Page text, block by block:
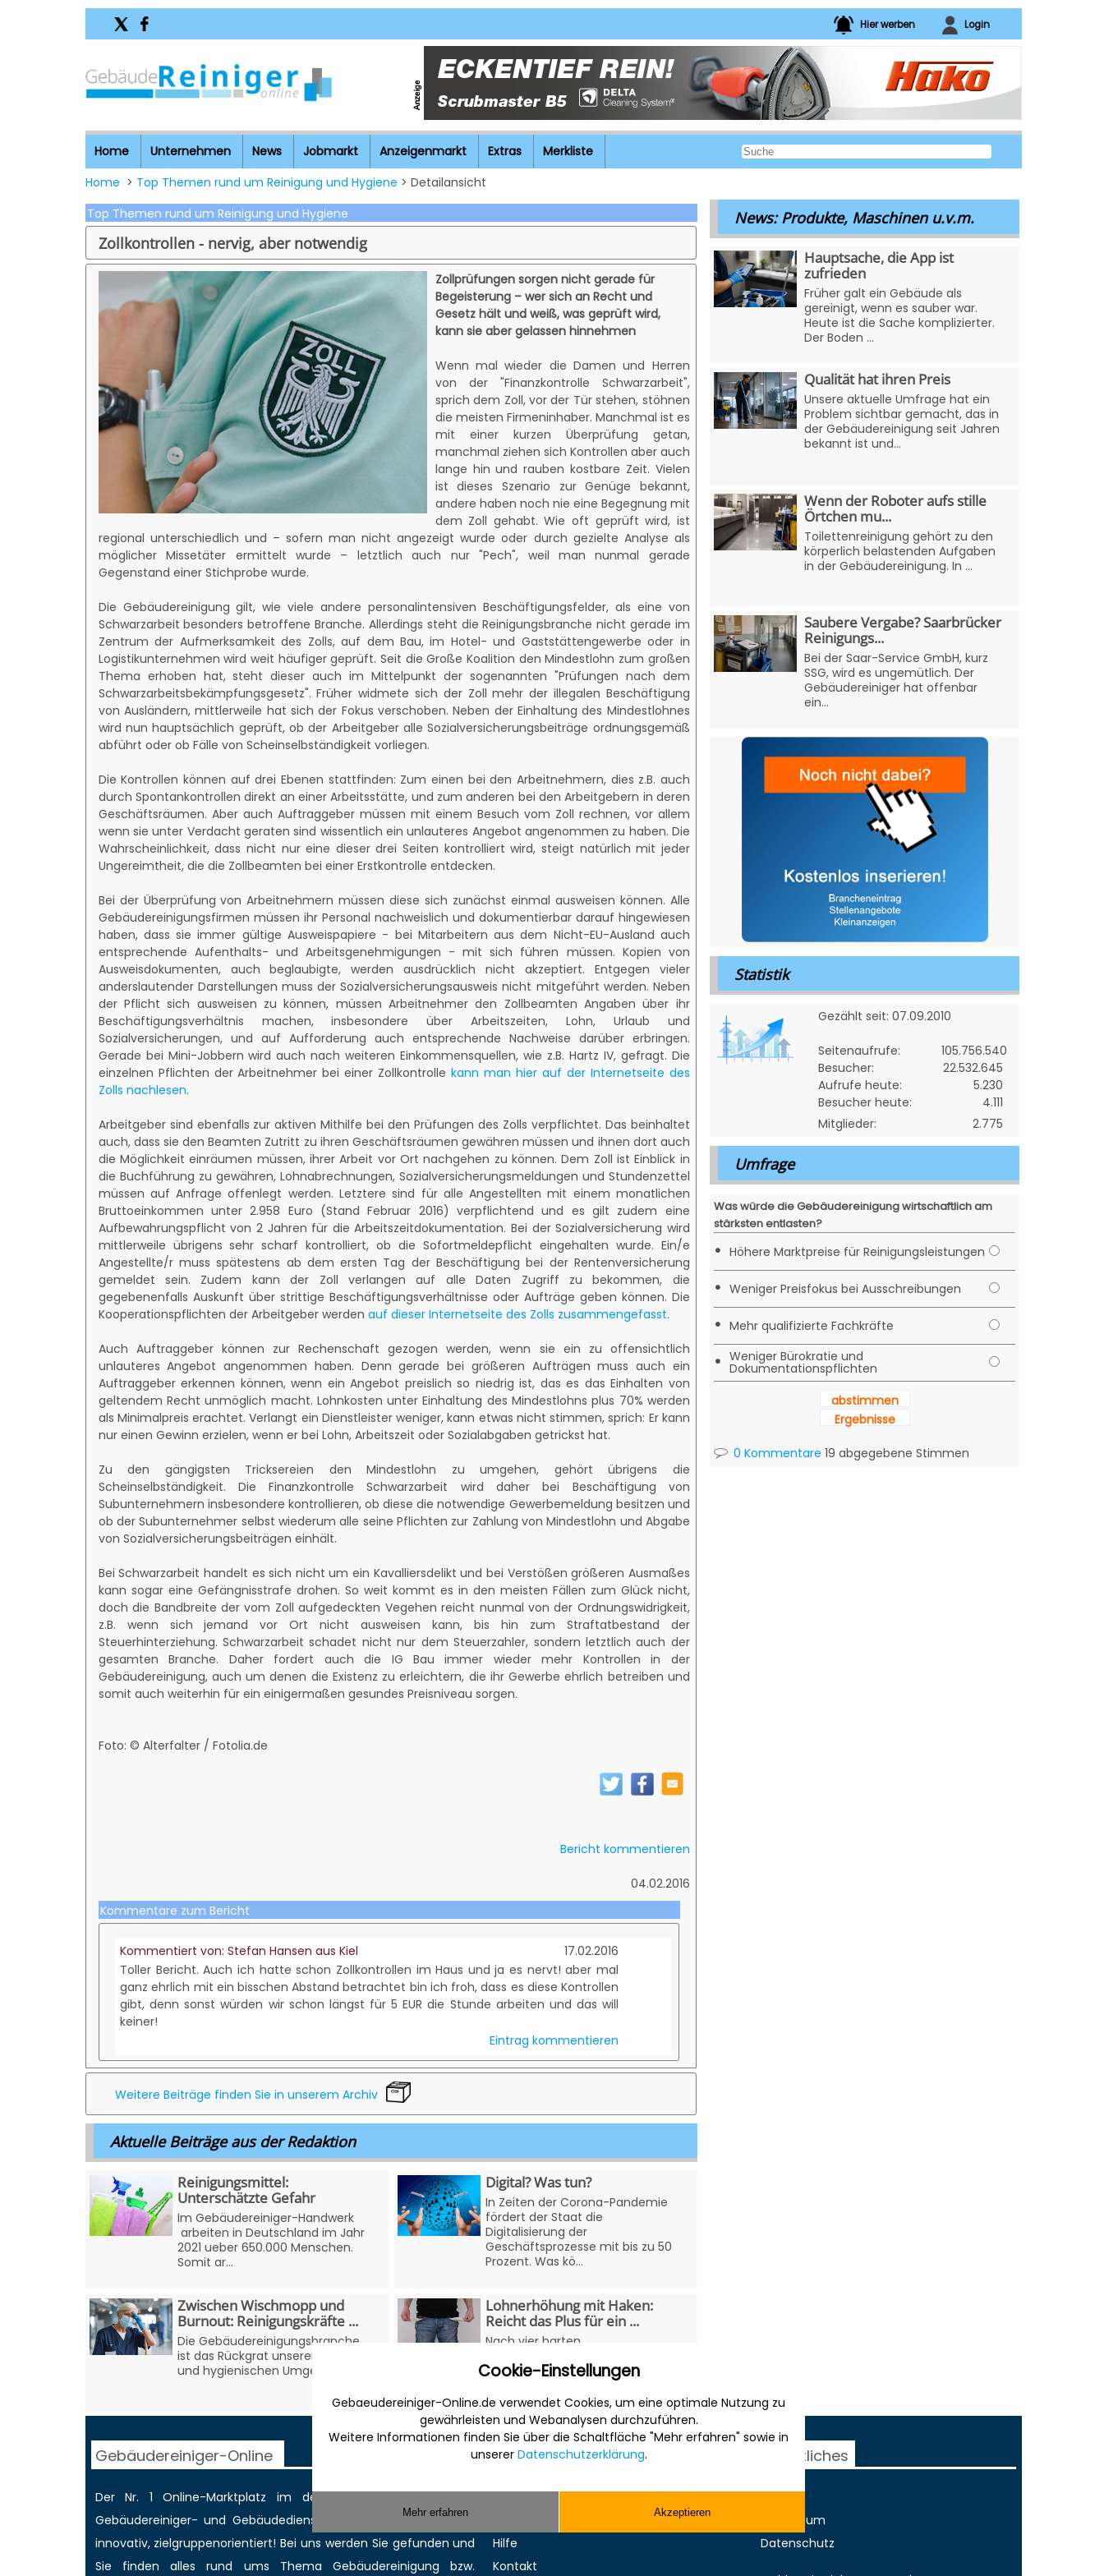
Hier werben Login
Home Unternehmen News Jobmarkt Anzeigenmarkt Extras
Merkliste
Home > Top Themen rund um Reinigung und Hygiene > Detailansicht
Top Themen rund um Reinigung und Hygiene
Zollkontrollen - nervig, aber notwendig
Zollprüfungen sorgen nicht gerade für
Begeisterung – wer sich an Recht und
Gesetz hält und weiß, was geprüft wird,
kann sie aber gelassen hinnehmen
Wenn mal wieder die Damen und Herren
von der "Finanzkontrolle Schwarzarbeit",
sprich dem Zoll, vor der Tür stehen, stöhnen
die meisten Firmeninhaber. Manchmal ist es
mit einer kurzen Überprüfung getan,
manchmal ziehen sich Kontrollen aber auch
lange hin und rauben kostbare Zeit. Vielen
ist dieses Szenario zur Genüge bekannt,
andere haben noch nie eine Begegnung mit
dem Zoll gehabt. Wie oft geprüft wird, ist
regional unterschiedlich und – sofern man nicht angezeigt wurde oder durch gezielte Analyse als
möglicher Missetäter ermittelt wurde – letztlich auch nur "Pech", weil man nunmal gerade
Gegenstand einer Stichprobe wurde.
Die Gebäudereinigung gilt, wie viele andere personalintensiven Beschäftigungsfelder, als eine von
Schwarzarbeit besonders betroffene Branche. Allerdings steht die Reinigungsbranche nicht gerade im
Zentrum der Aufmerksamkeit des Zolls, auf dem Bau, im Hotel- und Gaststättengewerbe oder in
Logistikunternehmen wird weit häufiger geprüft. Seit die Große Koalition den Mindestlohn zum großen
Thema erhoben hat, steht dieser auch im Mittelpunkt der sogenannten "Prüfungen nach dem
Schwarzarbeitsbekämpfungsgesetz". Früher widmete sich der Zoll mehr der illegalen Beschäftigung
von Ausländern, mittlerweile hat sich der Fokus verschoben. Neben der Einhaltung des Mindestlohnes
wird nun hauptsächlich geprüft, ob der Arbeitgeber alle Sozialversicherungsbeiträge ordnungsgemäß
abführt oder ob Fälle von Scheinselbständigkeit vorliegen.
Die Kontrollen können auf drei Ebenen stattfinden: Zum einen bei den Arbeitnehmern, dies z.B. auch
durch Spontankontrollen direkt an einer Arbeitsstätte, und zum anderen bei den Arbeitgebern in deren
Geschäftsräumen. Aber auch Auftraggeber müssen mit einem Besuch vom Zoll rechnen, vor allem
wenn sie unter Verdacht geraten sind wissentlich ein unlauteres Angebot angenommen zu haben. Die
Wahrscheinlichkeit, dass nicht nur eine dieser drei Seiten kontrolliert wird, steigt natürlich mit jeder
Ungereimtheit, die die Zollbeamten bei einer Erstkontrolle entdecken.
Bei der Überprüfung von Arbeitnehmern müssen diese sich zunächst einmal ausweisen können. Alle
Gebäudereinigungsfirmen müssen ihr Personal nachweislich und dokumentierbar darauf hingewiesen
haben, dass sie immer gültige Ausweispapiere - bei Mitarbeitern aus dem Nicht-EU-Ausland auch
entsprechende Aufenthalts- und Arbeitsgenehmigungen - mit sich führen müssen. Kopien von
Ausweisdokumenten, auch beglaubigte, werden ausdrücklich nicht akzeptiert. Entgegen vieler
anderslautender Darstellungen muss der Sozialversicherungsausweis nicht mitgeführt werden. Neben
der Pflicht sich ausweisen zu können, müssen Arbeitnehmer den Zollbeamten Angaben über ihr
Beschäftigungsverhältnis machen, insbesondere über Arbeitszeiten, Lohn, Urlaub und
Sozialversicherungen, und auf Aufforderung auch entsprechende Nachweise darüber erbringen.
Gerade bei Mini-Jobbern wird auch nach weiteren Einkommensquellen, wie z.B. Hartz IV, gefragt. Die
einzelnen Pflichten der Arbeitnehmer bei einer Zollkontrollekann man hier auf der Internetseite des
Zolls nachlesen.
Arbeitgeber sind ebenfalls zur aktiven Mithilfe bei den Prüfungen des Zolls verpflichtet. Das beinhaltet
auch, dass sie den Beamten Zutritt zu ihren Geschäftsräumen gewähren müssen und ihnen dort auch
die Möglichkeit einräumen müssen, ihrer Arbeit vor Ort nachgehen zu können. Dem Zoll ist Einblick in
die Buchführung zu gewähren, Lohnabrechnungen, Sozialversicherungsmeldungen und Stundenzettel
müssen auf Anfrage offenlegt werden. Letztere sind für alle Angestellten mit einem monatlichen
Bruttoeinkommen unter 2.958 Euro (Stand Februar 2016) verpflichtend und es gilt zudem eine
Aufbewahrungspflicht von 2 Jahren für die Arbeitszeitdokumentation. Bei der Sozialversicherung wird
mittlerweile übrigens sehr scharf kontrolliert, ob die Sofortmeldepflicht eingehalten wurde. Ein/e
Angestellte/r muss spätestens ab dem ersten Tag der Beschäftigung bei der Rentenversicherung
gemeldet sein. Zudem kann der Zoll verlangen auf alle Daten Zugriff zu bekommen, die
gegebenenfalls Auskunft über strittige Beschäftigungsverhältnisse oder Aufträge geben können. Die
Kooperationspflichten der Arbeitgeber werden auf dieser Internetseite des Zolls zusammengefasst.
Auch Auftraggeber können zur Rechenschaft gezogen werden, wenn sie ein zu offensichtlich
unlauteres Angebot angenommen haben. Denn gerade bei größeren Aufträgen muss auch ein
Auftraggeber erkennen können, wenn ein Angebot preislich so niedrig ist, das es das Einhalten von
geltendem Recht unmöglich macht. Lohnkosten unter Einhaltung des Mindestlohns plus 70% werden
als Minimalpreis erachtet. Verlangt ein Dienstleister weniger, kann etwas nicht stimmen, sprich: Er kann
nur einen Gewinn erzielen, wenn er bei Lohn, Arbeitszeit oder Sozialabgaben getrickst hat.
Zu den gängigsten Tricksereien den Mindestlohn zu umgehen, gehört übrigens die
Scheinselbständigkeit. Die Finanzkontrolle Schwarzarbeit wird daher bei Beschäftigung von
Subunternehmern insbesondere kontrollieren, ob diese die notwendige Gewerbemeldung besitzen und
ob der Subunternehmer selbst wiederum alle seine Pflichten zur Zahlung von Mindestlohn und Abgabe
von Sozialversicherungsbeiträgen einhält.
Bei Schwarzarbeit handelt es sich nicht um ein Kavalliersdelikt und bei Verstößen größeren Ausmaßes
kann sogar eine Gefängnisstrafe drohen. So weit kommt es in den meisten Fällen zum Glück nicht,
doch die Bandbreite der vom Zoll aufgedeckten Vegehen reicht nunmal von der Ordnungswidrigkeit,
z.B. wenn sich jemand vor Ort nicht ausweisen kann, bis hin zum Straftatbestand der
Steuerhinterziehung. Schwarzarbeit schadet nicht nur dem Steuerzahler, sondern letztlich auch der
gesamten Branche. Daher fordert auch die IG Bau immer wieder mehr Kontrollen in der
Gebäudereinigung, auch um denen die Existenz zu erleichtern, die ihr Gewerbe ehrlich betreiben und
somit auch weiterhin für ein einigermaßen gesundes Preisniveau sorgen.
Foto: © Alterfalter / Fotolia.de
Bericht kommentieren
04.02.2016
Kommentare zum Bericht
Kommentiert von: Stefan Hansen aus Kiel
17.02.2016
Toller Bericht. Auch ich hatte schon Zollkontrollen im Haus und ja es nervt! aber mal
ganz ehrlich mit ein bisschen Abstand betrachtet bin ich froh, dass es diese Kontrollen
gibt, denn sonst würden wir schon längst für 5 EUR die Stunde arbeiten und das will
keiner!
Eintrag kommentieren
Weitere Beiträge finden Sie in unserem Archiv
Aktuelle Beiträge aus der Redaktion
Reinigungsmittel:
Unterschätzte Gefahr
Im Gebäudereiniger-Handwerk
arbeiten in Deutschland im Jahr
2021 ueber 650.000 Menschen.
Somit ar...
Digital? Was tun?
In Zeiten der Corona-Pandemie
fördert der Staat die
Digitalisierung der
Geschäftsprozesse mit bis zu 50
Prozent. Was kö...
Zwischen Wischmopp und
Burnout: Reinigungskräfte ...
Die Gebäudereinigungsbranche
ist das Rückgrat unserer sauberen
und hygienischen Umge...
Lohnerhöhung mit Haken:
Reicht das Plus für ein ...
Nach vier harten
hatten sich Arbeitgeber und
News: Produkte, Maschinen u.v.m.
Hauptsache, die App ist
zufrieden
Früher galt ein Gebäude als
gereinigt, wenn es sauber war.
Heute ist die Sache komplizierter.
Der Boden ...
Qualität hat ihren Preis
Unsere aktuelle Umfrage hat ein
Problem sichtbar gemacht, das in
der Gebäudereinigung seit Jahren
bekannt ist und...
Wenn der Roboter aufs stille
Örtchen mu...
Toilettenreinigung gehört zu den
körperlich belastenden Aufgaben
in der Gebäudereinigung. In ...
Saubere Vergabe? Saarbrücker
Reinigungs...
Bei der Saar-Service GmbH, kurz
SSG, wird es ungemütlich. Der
Gebäudereiniger hat offenbar
ein...
Statistik
Gezählt seit: 07.09.2010
Seitenaufrufe:
105.756.540
Besucher:
22.532.645
Aufrufe heute:
5.230
Besucher heute:
4.111
Mitglieder:
2.775
Umfrage
Was würde die Gebäudereinigung wirtschaftlich am
stärksten entlasten?
• Höhere Marktpreise für Reinigungsleistungen
• Weniger Preisfokus bei Ausschreibungen
• Mehr qualifizierte Fachkräfte
• Weniger Bürokratie und
Dokumentationspflichten
abstimmen
Ergebnisse
0 Kommentare 19 abgegebene Stimmen
Gebäudereiniger-Online
Der Nr. 1 Online-Marktplatz im deutschen Internet für die
Gebäudereiniger- und Gebäudedienstleisterbranche. Informativ,
innovativ, zielgruppenorientiert! Bei uns werden Sie gefunden und
Sie finden alles rund ums Thema Gebäudereinigung bzw.
Sonstiges
Werbung
Musterverträge und Vorlagen
Hilfe
Kontakt
Rechtliches
AGB
Impressum
Datenschutz
Cookie-Einstellungen
Gebaeudereiniger-Online.de verwendet Cookies, um eine optimale Nutzung zu
gewährleisten und Webanalysen durchzuführen.
Weitere Informationen finden Sie über die Schaltfläche "Mehr erfahren" sowie in
unserer Datenschutzerklärung.
Mehr erfahren Akzeptieren